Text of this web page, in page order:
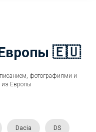
Европы 🇪🇺
фотографиями и
из Европы
Dacia DS